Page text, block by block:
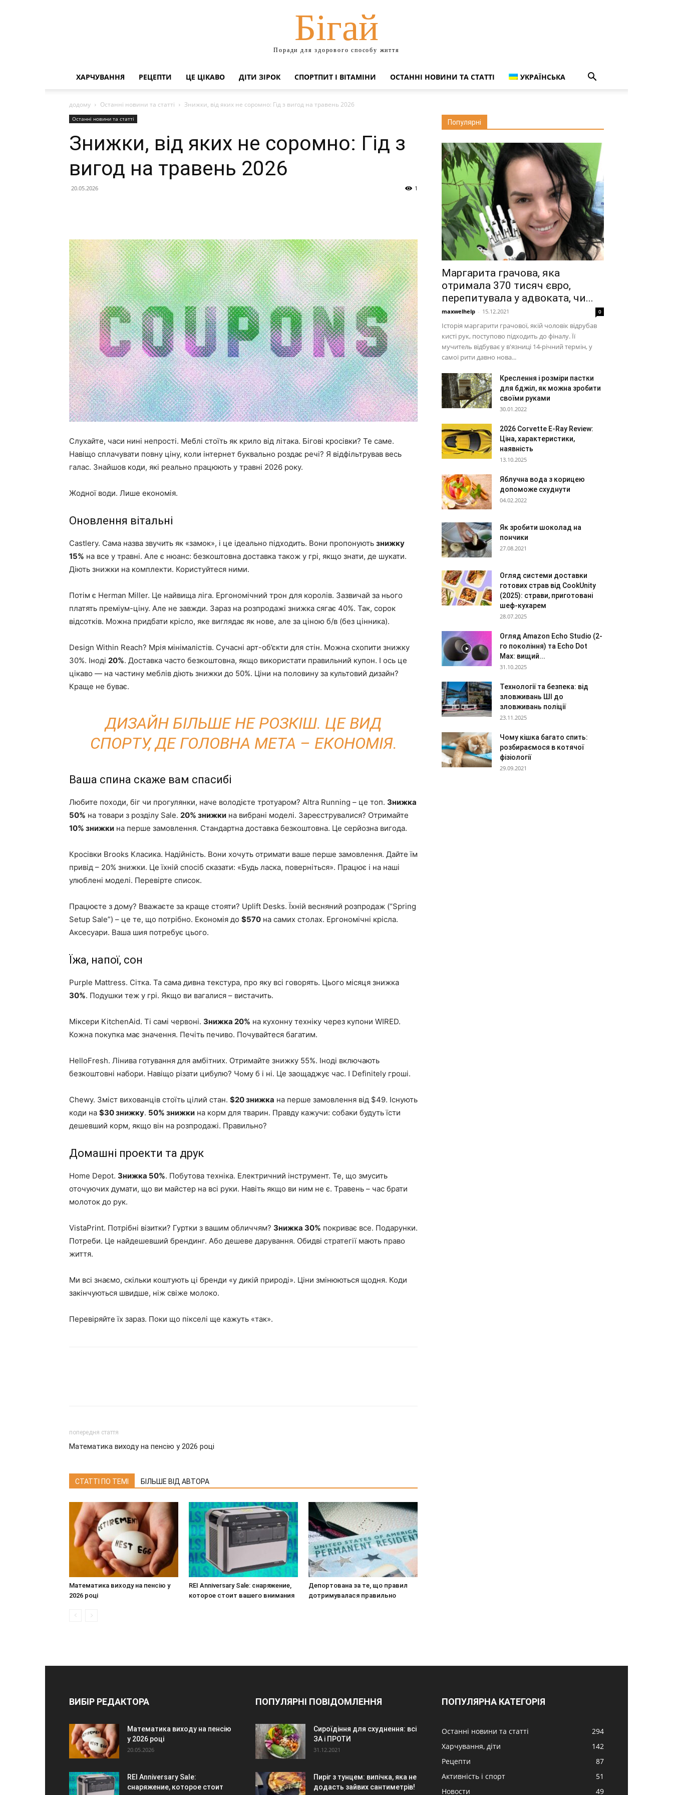
Бігай
Поради для здорового способу життя
ХАРЧУВАННЯ РЕЦЕПТИ ЦЕ ЦІКАВО ДІТИ ЗІРОК СПОРТПИТ І ВІТАМІНИ ОСТАННІ НОВИНИ ТА СТАТТІ УКРАЇНСЬКА
додому Останні новини та статті Знижки, від яких не соромно: Гід з вигод на травень 2026
Останні новини та статті
Знижки, від яких не соромно: Гід з
вигод на травень 2026
20.05.2026 1
Слухайте, часи нині непрості. Меблі стоїть як крило від літака. Бігові кросівки? Те саме.
Навіщо сплачувати повну ціну, коли інтернет буквально роздає речі? Я відфільтрував весь
галас. Знайшов коди, які реально працюють у травні 2026 року.
Жодної води. Лише економія.
Оновлення вітальні
Castlery. Сама назва звучить як «замок», і це ідеально підходить. Вони пропонують знижку
15% на все у травні. Але є нюанс: безкоштовна доставка також у грі, якщо знати, де шукати.
Діють знижки на комплекти. Користуйтеся ними.
Потім є Herman Miller. Це найвища ліга. Ергономічний трон для королів. Зазвичай за нього
платять преміум-ціну. Але не завжди. Зараз на розпродажі знижка сягає 40%. Так, сорок
відсотків. Можна придбати крісло, яке виглядає як нове, але за ціною б/в (без цінника).
Design Within Reach? Мрія мінімалістів. Сучасні арт-об’єкти для стін. Можна схопити знижку
30%. Іноді 20%. Доставка часто безкоштовна, якщо використати правильний купон. І ось це
цікаво — на частину меблів діють знижки до 50%. Ціни на половину за культовий дизайн?
Краще не буває.
ДИЗАЙН БІЛЬШЕ НЕ РОЗКІШ. ЦЕ ВИД
СПОРТУ, ДЕ ГОЛОВНА МЕТА – ЕКОНОМІЯ.
Ваша спина скаже вам спасибі
Любите походи, біг чи прогулянки, наче володієте тротуаром? Altra Running – це топ. Знижка
50% на товари з розділу Sale. 20% знижки на вибрані моделі. Зареєструвалися? Отримайте
10% знижки на перше замовлення. Стандартна доставка безкоштовна. Це серйозна вигода.
Кросівки Brooks Класика. Надійність. Вони хочуть отримати ваше перше замовлення. Дайте їм
привід – 20% знижки. Це їхній спосіб сказати: «Будь ласка, поверніться». Працює і на наші
улюблені моделі. Перевірте список.
Працюєте з дому? Вважаєте за краще стояти? Uplift Desks. Їхній весняний розпродаж (“Spring
Setup Sale”) – це те, що потрібно. Економія до $570 на самих столах. Ергономічні крісла.
Аксесуари. Ваша шия потребує цього.
Їжа, напої, сон
Purple Mattress. Сітка. Та сама дивна текстура, про яку всі говорять. Цього місяця знижка
30%. Подушки теж у грі. Якщо ви вагалися – вистачить.
Міксери KitchenAid. Ті самі червоні. Знижка 20% на кухонну техніку через купони WIRED.
Кожна покупка має значення. Печіть печиво. Почувайтеся багатим.
HelloFresh. Лінива готування для амбітних. Отримайте знижку 55%. Іноді включають
безкоштовні набори. Навіщо різати цибулю? Чому б і ні. Це заощаджує час. І Definitely гроші.
Chewy. Зміст вихованців стоїть цілий стан. $20 знижка на перше замовлення від $49. Існують
коди на $30 знижку. 50% знижки на корм для тварин. Правду кажучи: собаки будуть їсти
дешевший корм, якщо він на розпродажі. Правильно?
Домашні проекти та друк
Home Depot. Знижка 50%. Побутова техніка. Електричний інструмент. Те, що змусить
оточуючих думати, що ви майстер на всі руки. Навіть якщо ви ним не є. Травень – час брати
молоток до рук.
VistaPrint. Потрібні візитки? Гуртки з вашим обличчям? Знижка 30% покриває все. Подарунки.
Потреби. Це найдешевший брендинг. Або дешеве дарування. Обидві стратегії мають право
життя.
Ми всі знаємо, скільки коштують ці бренди «у дикій природі». Ціни змінюються щодня. Коди
закінчуються швидше, ніж свіже молоко.
Перевіряйте їх зараз. Поки що пікселі ще кажуть «так».
попередня стаття
Математика виходу на пенсію у 2026 році
СТАТТІ ПО ТЕМІ БІЛЬШЕ ВІД АВТОРА
Математика виходу на пенсію у
2026 році
REI Anniversary Sale: снаряжение,
которое стоит вашего внимания
Депортована за те, що правил
дотримувалася правильно
Популярні
Маргарита грачова, яка
отримала 370 тисяч євро,
перепитувала у адвоката, чи...
maxwelhelp - 15.12.2021 0
Історія маргарити грачової, якій чоловік відрубав
кисті рук, поступово підходить до фіналу. Її
мучитель відбуває у в'язниці 14-річний термін, у
самої рити давно нова...
Креслення і розміри пастки
для бджіл, як можна зробити
своїми руками
30.01.2022
2026 Corvette E-Ray Review:
Ціна, характеристики,
наявність
13.10.2025
Яблучна вода з корицею
допоможе схуднути
04.02.2022
Як зробити шоколад на
пончики
27.08.2021
Огляд системи доставки
готових страв від CookUnity
(2025): страви, приготовані
шеф-кухарем
28.07.2025
Огляд Amazon Echo Studio (2-
го покоління) та Echo Dot
Max: вищий...
31.10.2025
Технології та безпека: від
зловживань ШІ до
зловживань поліції
23.11.2025
Чому кішка багато спить:
розбираємося в котячої
фізіології
29.09.2021
ВИБІР РЕДАКТОРА
Математика виходу на пенсію
у 2026 році
20.05.2026
REI Anniversary Sale:
снаряжение, которое стоит
ПОПУЛЯРНІ ПОВІДОМЛЕННЯ
Сироїдіння для схуднення: всі
ЗА і ПРОТИ
31.12.2021
Пиріг з тунцем: випічка, яка не
додасть зайвих сантиметрів!
ПОПУЛЯРНА КАТЕГОРІЯ
Останні новини та статті
294
Харчування, діти
142
Рецепти
87
Активність і спорт
51
Новости
49